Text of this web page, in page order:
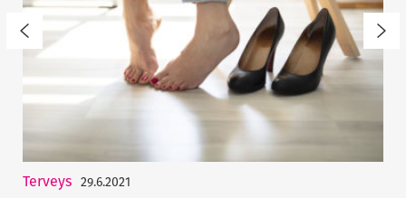
Terveys 29.6.2021